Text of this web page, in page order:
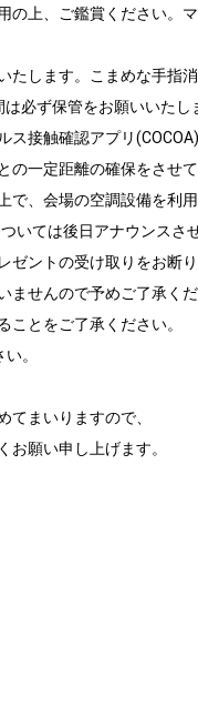
の上、ご鑑賞ください。
たします。こまめな手指
必ず保管をお願いいたし
ス接触確認アプリ
の一定距離の確保をさせて
で、会場の空調設備を利
いては後日アナウンスさ
ゼントの受け取りをお断
ませんので予めご了承く
ことをご了承ください。
。
てまいりますので、
お願い申し上げます。